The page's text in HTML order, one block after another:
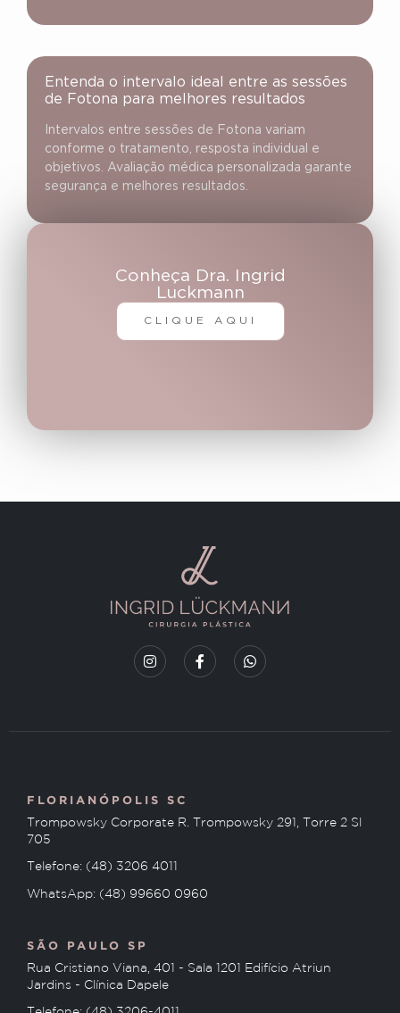
Entenda o intervalo ideal entre as sessões
de Fotona para melhores resultados
Intervalos entre sessões de Fotona variam
conforme o tratamento, resposta individual e
objetivos. Avaliação médica personalizada garante
segurança e melhores resultados.
Conheça Dra. Ingrid
Luckmann
CLIQUE AQUI
FLORIANÓPOLIS SC
Trompowsky Corporate R. Trompowsky 291, Torre 2 Sl
705
Telefone: (48) 3206 4011
WhatsApp: (48) 99660 0960
SÃO PAULO SP
Rua Cristiano Viana, 401 - Sala 1201 Edifício Atriun
Jardins - Clínica Dapele